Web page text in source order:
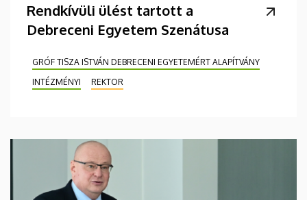
Rendkívüli ülést tartott a
Debreceni Egyetem Szenátusa
GRÓF TISZA ISTVÁN DEBRECENI EGYETEMÉRT ALAPÍTVÁNY
INTÉZMÉNYI
REKTOR